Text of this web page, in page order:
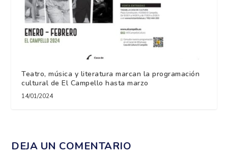
Teatro, música y literatura marcan la programación
cultural de El Campello hasta marzo
14/01/2024
DEJA UN COMENTARIO